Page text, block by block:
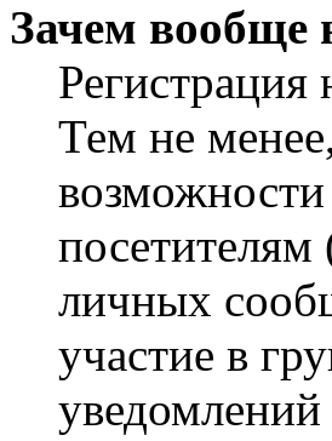
Зачем вообще
Регистрация
Тем не
посетителям
личных
участие в